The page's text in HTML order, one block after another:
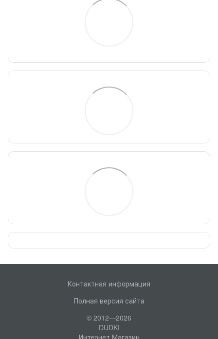
Контактная информация
Полная версия сайта
© 2012—2026
DUDKI
Интернет Магазин